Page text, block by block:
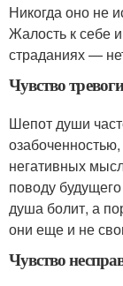
Никогда оно не
Жалость к себе
страданиях —
Чувство тревоги
Шепот души
негативных
поводу
душа болит, а
они еще и не
Чувство